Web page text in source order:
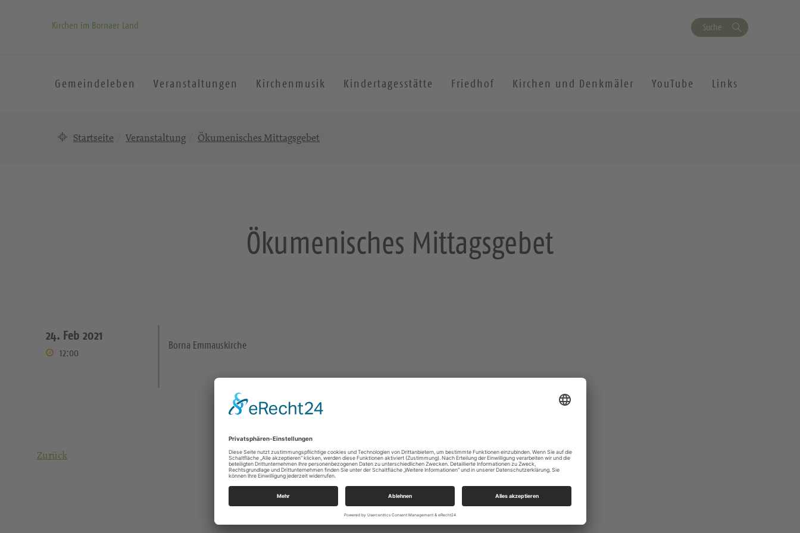
Kirchen im Bornaer Land Suche
Gemeindeleben Veranstaltungen Kirchenmusik Kindertagesstätte Friedhof Kirchen und Denkmäler YouTube Links
Startseite Veranstaltung Ökumenisches Mittagsgebet
Ökumenisches Mittagsgebet
24. Feb 2021
12:00
Borna Emmauskirche
Zurück